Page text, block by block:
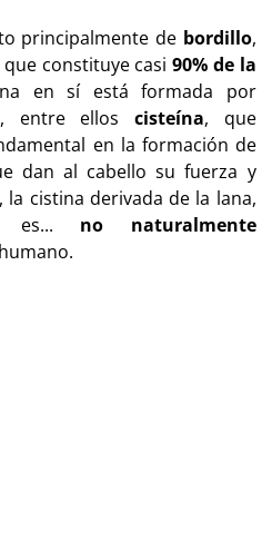
principalmente de bordillo,
constituye casi90% de la
en sí está formada por
entre ellos cisteína, que
en la formación de
dan al cabello su fuerza y
la cistina derivada de la lana,
es... no naturalmente